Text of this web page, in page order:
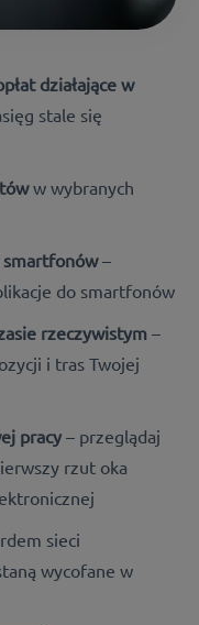
działające w
stale się
w wybranych
smartfonów–
do smartfonów
rzeczywistym –
i tras Twojej
pracy– przeglądaj
rzut oka
sieci
wycofane w